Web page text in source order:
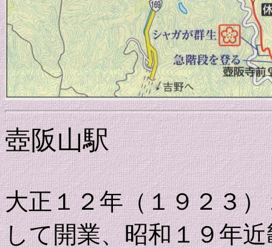
壺阪山駅
大正１２年（１９２３
して開業、昭和１９年